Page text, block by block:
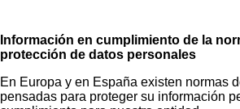
a
la
navegación
Información en cumplimiento de la
protección de datos personales
En Europa y en España existen normas
pensadas para proteger su información